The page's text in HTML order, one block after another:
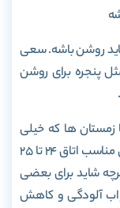
روشن باشه. سعی
پنجره برای روشن
ها که خیلی
ها در گرم کردن اتاق زیاده روی می‌کنن، دمای مناسب اتاق ۲۴ تا ۲۵
شاید برای بعضی
آلودگی و کاهش